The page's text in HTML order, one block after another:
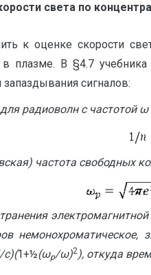
света по
к оценке скорости
в плазме. В §4.7
сигналов:
радиоволн с частотой
частота свободных
/c)(1+½(ωp/ω)2 ), откуда